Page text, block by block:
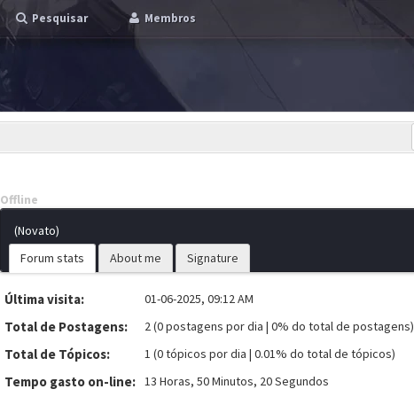
Pesquisar Membros
Offline
(Novato)
Forum stats
About me Signature
Última visita: 01-06-2025, 09:12 AM
Total de Postagens: 2 (0 postagens por dia | 0% do total de postagens)
Total de Tópicos: 1 (0 tópicos por dia | 0.01% do total de tópicos)
Tempo gasto on-line: 13 Horas, 50 Minutos, 20 Segundos